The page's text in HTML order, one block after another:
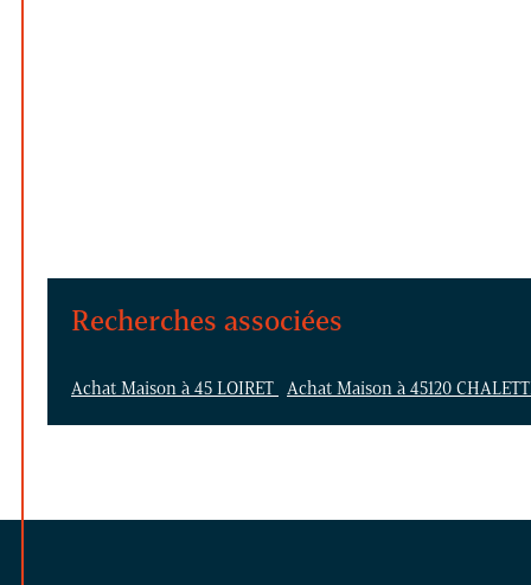
Recherches associées
Achat Maison à 45 LOIRET Achat Maison à 45120